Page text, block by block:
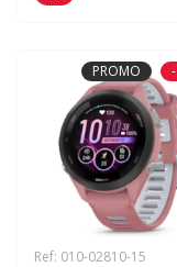
PROMO
Ref: 010-02810-15